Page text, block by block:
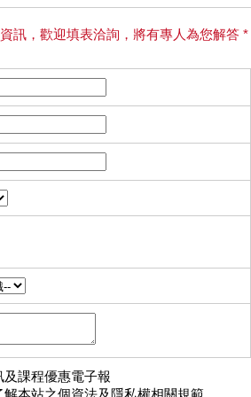
訊，歡迎填表洽詢，將有專人為您解答 *
課程優惠電子報
本站之個資法及隱私權相關規範